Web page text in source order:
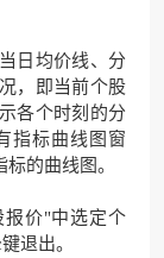
日均价线、分
，即当前个股
各个时刻的分
指标曲线图窗
的曲线图。
价"中选定个
退出。